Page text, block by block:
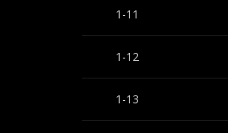
1-11
1-12
1-13